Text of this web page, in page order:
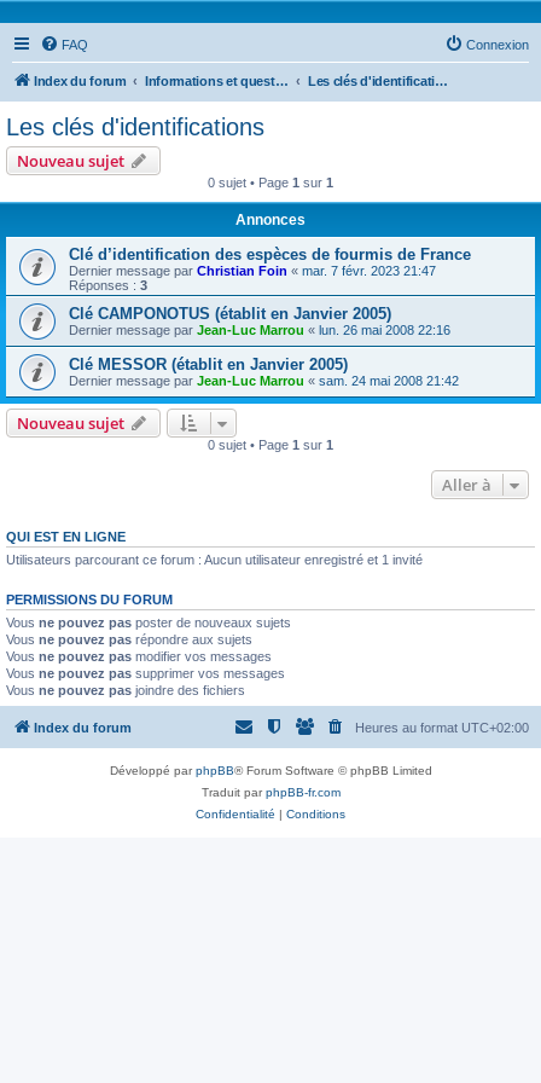
FAQ Connexion
Index du forum Informations et questions taxonomiques Les clés d'identifications
Les clés d'identifications
Nouveau sujet
0 sujet • Page 1 sur 1
Annonces
Clé d’identification des espèces de fourmis de France
Dernier message par Christian Foin « mar. 7 févr. 2023 21:47
Réponses : 3
Clé CAMPONOTUS (établit en Janvier 2005)
Dernier message par Jean-Luc Marrou « lun. 26 mai 2008 22:16
Clé MESSOR (établit en Janvier 2005)
Dernier message par Jean-Luc Marrou « sam. 24 mai 2008 21:42
Nouveau sujet
0 sujet • Page 1 sur 1
Aller à
QUI EST EN LIGNE
Utilisateurs parcourant ce forum : Aucun utilisateur enregistré et 1 invité
PERMISSIONS DU FORUM
Vous ne pouvez pas poster de nouveaux sujets
Vous ne pouvez pas répondre aux sujets
Vous ne pouvez pas modifier vos messages
Vous ne pouvez pas supprimer vos messages
Vous ne pouvez pas joindre des fichiers
Index du forum Heures au format UTC+02:00
Développé parphpBB® Forum Software © phpBB Limited
Traduit parphpBB-fr.com
Confidentialité | Conditions